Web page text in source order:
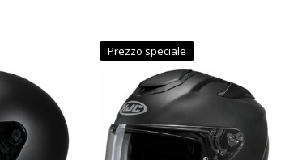
Prezzo speciale